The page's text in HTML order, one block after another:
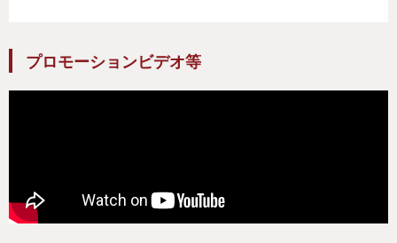
プロモーションビデオ等